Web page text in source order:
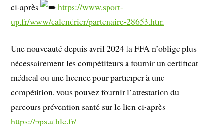
ci-après
https://www.sport-
up.fr/www/calendrier/partenaire-28653.htm
Une nouveauté depuis avril 2024 la FFA n’oblige plus
nécessairement les compétiteurs à fournir un certificat
médical ou une licence pour participer à une
compétition, vous pouvez fournir l’attestation du
parcours prévention santé sur le lien ci-après
https://pps.athle.fr/